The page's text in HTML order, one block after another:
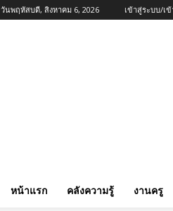
วันพฤหัสบดี, สิงหาคม 6, 2026 เข้าสู่ระบบ/เ
หน้าแรก คลังความรู้ งานครู